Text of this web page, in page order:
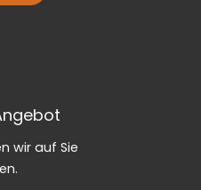
wir auf Sie